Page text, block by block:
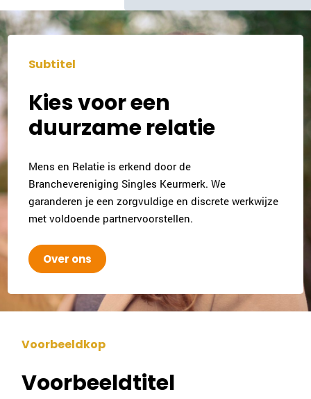
Subtitel
Kies voor een
duurzame relatie
Mens en Relatie is erkend door de
Branchevereniging Singles Keurmerk. We
garanderen je een zorgvuldige en discrete werkwijze
met voldoende partnervoorstellen.
Over ons
Voorbeeldkop
Voorbeeldtitel